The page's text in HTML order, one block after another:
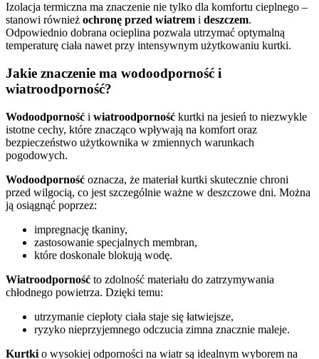
Izolacja termiczna ma znaczenie nie tylko dla komfortu cieplnego –
stanowi również ochronę przed wiatrem i deszczem.
Odpowiednio dobrana ocieplina pozwala utrzymać optymalną
temperaturę ciała nawet przy intensywnym użytkowaniu kurtki.
Jakie znaczenie ma wodoodporność i
wiatroodporność?
Wodoodporność i wiatroodporność kurtki na jesień to niezwykle
istotne cechy, które znacząco wpływają na komfort oraz
bezpieczeństwo użytkownika w zmiennych warunkach
pogodowych.
Wodoodporność oznacza, że materiał kurtki skutecznie chroni
przed wilgocią, co jest szczególnie ważne w deszczowe dni. Można
ją osiągnąć poprzez:
impregnację tkaniny,
zastosowanie specjalnych membran,
które doskonale blokują wodę.
Wiatroodporność to zdolność materiału do zatrzymywania
chłodnego powietrza. Dzięki temu:
utrzymanie ciepłoty ciała staje się łatwiejsze,
ryzyko nieprzyjemnego odczucia zimna znacznie maleje.
Kurtki o wysokiej odporności na wiatr są idealnym wyborem na